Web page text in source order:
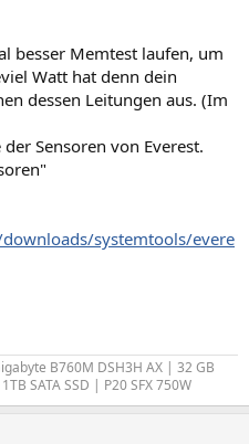
besser Memtest laufen, um
Watt hat denn dein
dessen Leitungen aus. (Im
Sensoren von Everest.
systemtools/evere
B760M DSH3H AX | 32 GB
SATA SSD | P20 SFX 750W